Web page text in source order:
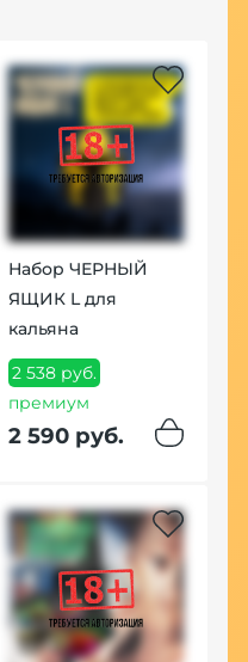
Набор ЧЕРНЫЙ
ЯЩИК L для
кальяна
2 538 руб.
премиум
2 590 руб.